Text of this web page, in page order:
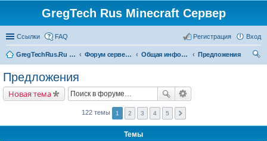
GregTech Rus Minecraft Сервер
Ссылки FAQ Вход
Регистрация
GregTechRus.Ru - На главную Форум сервера Minecraft Gregtech 1.7.10 Общая информация
Предложения
Предложения
Новая тема
122 темы 1 2 3 4 5
Темы